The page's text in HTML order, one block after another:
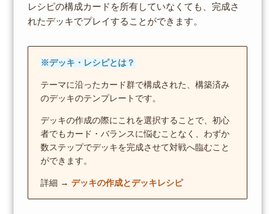
レシピの構成カードを所有していなくても、完成さ
れたデッキでプレイすることができます。
※デッキ・レシピとは？
テーマに沿ったカード群で構成された、構築済み
のデッキのテンプレートです。
デッキの作成の際にこれを選択することで、初心
者でもカード・バランスに悩むことなく、わずか
数ステップでデッキを完成させて対戦へ臨むこと
ができます。
詳細 → デッキの作成とデッキレシピ